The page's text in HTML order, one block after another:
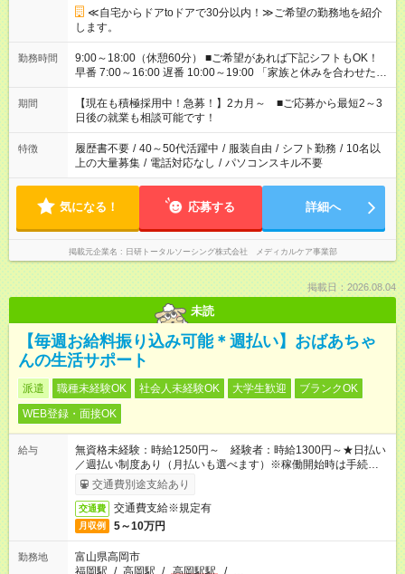
≪自宅からドアtoドアで30分以内！≫ご希望の勤務地を紹介
します。
勤務時間
9:00～18:00（休憩60分） ■ご希望があれば下記シフトもOK！
早番 7:00～16:00 遅番 10:00～19:00 「家族と休みを合わせた
い」 「余裕を持って夕飯の準備がしたい」 「できれば残業はし
たくない」 など、ご希望を教えてくださいね。 ※Wワーク希望
の方へ 今ご覧のお仕事で希望する勤務時間と、もう1つのお仕事
の勤務時間。 合計で週40時間を超える場合は応募できません。
期間
【現在も積極採用中！急募！】2カ月～ ■ご応募から最短2～3
日後の就業も相談可能です！
特徴 履歴書不要 / 40～50代活躍中 / 服装自由 / シフト勤務 / 10名以
上の大量募集 / 電話対応なし / パソコンスキル不要
気になる！ 応募する 詳細へ
掲載元企業名 日研トータルソーシング株式会社 メディカルケア事業部
掲載日：2026.08.04
未読
【毎週お給料振り込み可能＊週払い】おばあちゃ
んの生活サポート
派遣 職種未経験OK 社会人未経験OK 大学生歓迎
ブランクOK
WEB登録・面接OK
給与
無資格未経験：時給1250円～ 経験者：時給1300円～★日払い
／週払い制度あり（月払いも選べます）※稼働開始時は手続き完
了次第のお支払いとなります。
交通費別途支給あり
交通費 交通費支給※規定有
月収例 5～10万円
勤務地
富山県高岡市
福岡駅 / 高岡駅 / 高岡駅駅 / …